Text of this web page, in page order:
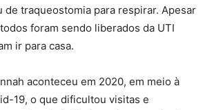
de traqueostomia para respirar. Apesar
foram sendo liberados da UTI
ir para casa.
aconteceu em 2020, em meio à
19, o que dificultou visitas e